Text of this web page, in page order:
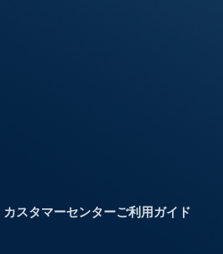
カスタマーセンターご利用ガイド